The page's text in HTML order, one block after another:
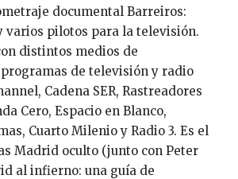
documental Barreiros:
varios pilotos para la televisión.
distintos medios de
de televisión y radio
Cadena SER, Rastreadores
Cero, Espacio en Blanco,
Cuarto Milenio y Radio 3. Es el
Madrid oculto (junto con Peter
al infierno: una guía de